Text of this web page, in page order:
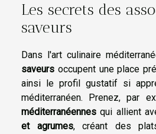
Les secrets des
saveurs
Dans l'art culinaire
saveurs occupent une place
ainsi le profil gustatif si
méditerranéen. Prenez, par
méditerranéennes qui allient
et agrumes, créant des